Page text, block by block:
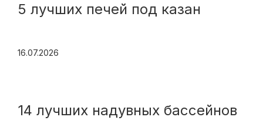
5 лучших печей под казан
16.07.2026
14 лучших надувных бассейнов